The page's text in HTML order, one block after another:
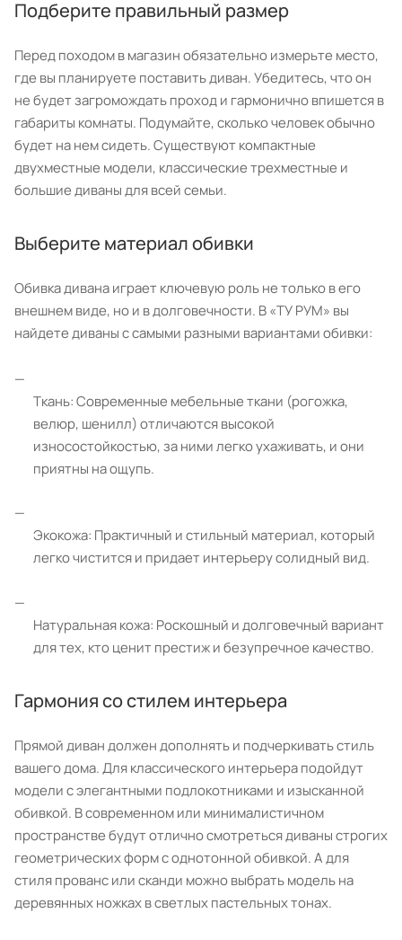
Подберите правильный размер
Перед походом в магазин обязательно измерьте место,
где вы планируете поставить диван. Убедитесь, что он
не будет загромождать проход и гармонично впишется в
габариты комнаты. Подумайте, сколько человек обычно
будет на нем сидеть. Существуют компактные
двухместные модели, классические трехместные и
большие диваны для всей семьи.
Выберите материал обивки
Обивка дивана играет ключевую роль не только в его
внешнем виде, но и в долговечности. В «ТУ РУМ» вы
найдете диваны с самыми разными вариантами обивки:
Ткань: Современные мебельные ткани (рогожка,
велюр, шенилл) отличаются высокой
износостойкостью, за ними легко ухаживать, и они
приятны на ощупь.
Экокожа: Практичный и стильный материал, который
легко чистится и придает интерьеру солидный вид.
Натуральная кожа: Роскошный и долговечный вариант
для тех, кто ценит престиж и безупречное качество.
Гармония со стилем интерьера
Прямой диван должен дополнять и подчеркивать стиль
вашего дома. Для классического интерьера подойдут
модели с элегантными подлокотниками и изысканной
обивкой. В современном или минималистичном
пространстве будут отлично смотреться диваны строгих
геометрических форм с однотонной обивкой. А для
стиля прованс или сканди можно выбрать модель на
деревянных ножках в светлых пастельных тонах.